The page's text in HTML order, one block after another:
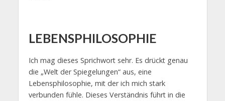
LEBENSPHILOSOPHIE
Ich mag dieses Sprichwort sehr. Es drückt genau
die „Welt der Spiegelungen“ aus, eine
Lebensphilosophie, mit der ich mich stark
verbunden fühle. Dieses Verständnis führt in die